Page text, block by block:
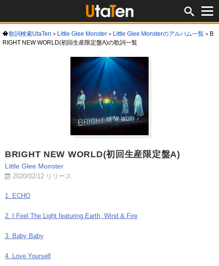
歌詞検索UtaTen Little Glee Monster Little Glee Monsterのアルバム一覧
B
RIGHT NEW WORLD(初回生産限定盤A)の歌詞一覧
BRIGHT NEW WORLD(初回生産限定盤A)
Little Glee Monster
2020/02/12 リリース
1. ECHO
2. I Feel The Light featuring Earth, Wind & Fire
3. Baby Baby
4. Love Yourself